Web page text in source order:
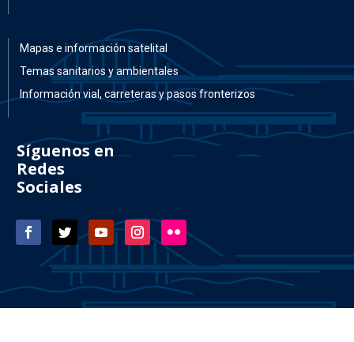
Mapas e información satelital
Temas sanitarios y ambientales
Información vial, carreteras y pasos fronterizos
Síguenos en
Redes
Sociales